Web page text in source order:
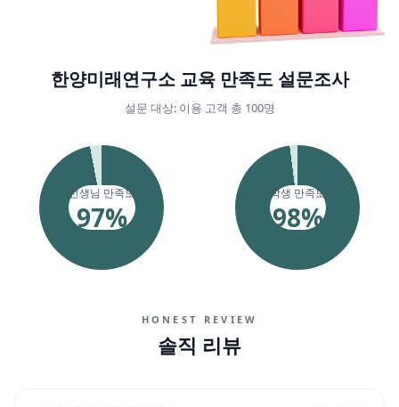
한양미래연구소 교육 만족도 설문조사
설문 대상: 이용 고객 총 100명
선생님 만족도
97%
학생 만족도
98%
HONEST REVIEW
솔직 리뷰